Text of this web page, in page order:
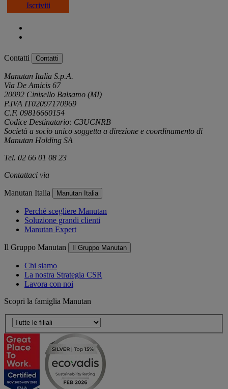
Iscriviti
Contatti Contatti
Manutan Italia S.p.A.
Via De Amicis 67
20092 Cinisello Balsamo (MI)
P.IVA IT02097170969
C.F. 09816660154
Codice Destinatario: C3UCNRB
Società a socio unico soggetta a direzione e coordinamento di
Manutan Holding SA
Tel. 02 66 01 08 23
Contattaci via
Manutan Italia Manutan Italia
Perché scegliere Manutan
Soluzione grandi clienti
Manutan Expert
Il Gruppo Manutan Il Gruppo Manutan
Chi siamo
La nostra Strategia CSR
Lavora con noi
Scopri la famiglia Manutan